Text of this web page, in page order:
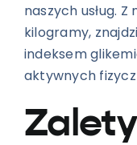
naszych usług.
kilogramy,
indeksem
aktywnych